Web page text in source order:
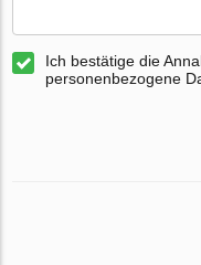
Ich bestätige die
personenbezogene